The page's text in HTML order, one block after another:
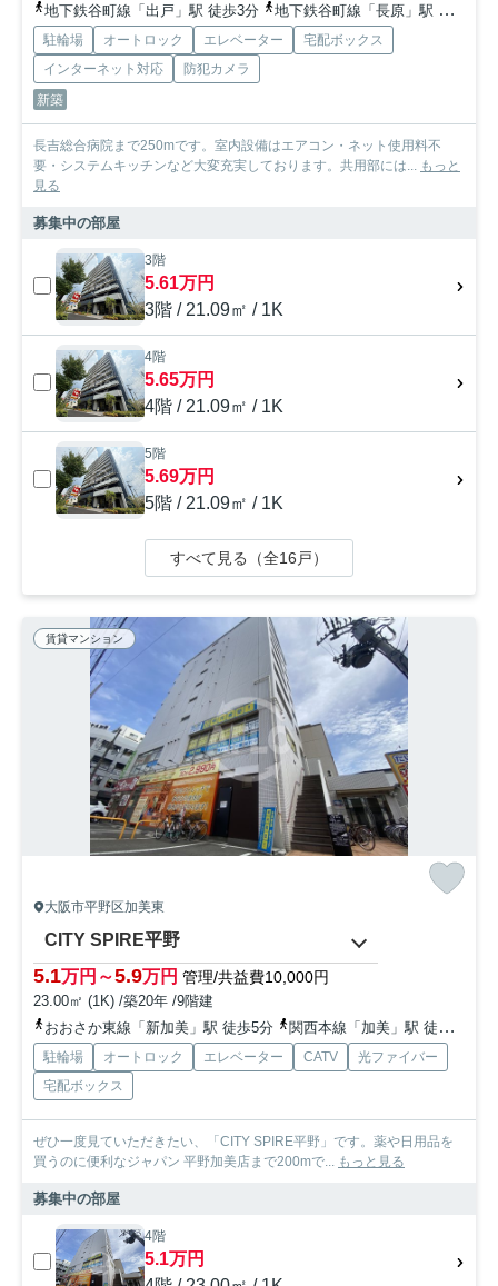
地下鉄谷町線「出戸」駅 徒歩3分
地下鉄谷町線「長原」駅 徒歩15分
駐輪場 オートロック エレベーター
宅配ボックス
インターネット対応
防犯カメラ
新築
長吉総合病院まで250mです。室内設備はエアコン・ネット使用料不
要・システムキッチンなど大変充実しております。共用部には... もっと
見る
募集中の部屋
3階
5.61万円
3階 / 21.09㎡ / 1K
4階
5.65万円
4階 / 21.09㎡ / 1K
5階
5.69万円
5階 / 21.09㎡ / 1K
すべて見る（全16戸）
賃貸マンション
大阪市平野区加美東
CITY SPIRE平野
5.1万円～5.9万円 管理/共益費10,000円
23.00㎡ (1K) /築20年 /9階建
おおさか東線「新加美」駅 徒歩5分
関西本線「加美」駅 徒歩5分
駐輪場 オートロック エレベーター CATV
光ファイバー
宅配ボックス
ぜひ一度見ていただきたい、「CITY SPIRE平野」です。薬や日用品を
買うのに便利なジャパン 平野加美店まで200mで... もっと見る
募集中の部屋
4階
5.1万円